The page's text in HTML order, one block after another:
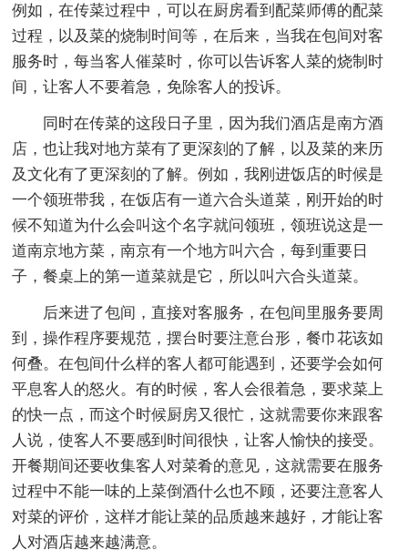
例如，在传菜过程中，可以在厨房看到配菜师傅的配菜
过程，以及菜的烧制时间等，在后来，当我在包间对客
服务时，每当客人催菜时，你可以告诉客人菜的烧制时
间，让客人不要着急，免除客人的投诉。
同时在传菜的这段日子里，因为我们酒店是南方酒
店，也让我对地方菜有了更深刻的了解，以及菜的来历
及文化有了更深刻的了解。例如，我刚进饭店的时候是
一个领班带我，在饭店有一道六合头道菜，刚开始的时
候不知道为什么会叫这个名字就问领班，领班说这是一
道南京地方菜，南京有一个地方叫六合，每到重要日
子，餐桌上的第一道菜就是它，所以叫六合头道菜。
后来进了包间，直接对客服务，在包间里服务要周
到，操作程序要规范，摆台时要注意台形，餐巾花该如
何叠。在包间什么样的客人都可能遇到，还要学会如何
平息客人的怒火。有的时候，客人会很着急，要求菜上
的快一点，而这个时候厨房又很忙，这就需要你来跟客
人说，使客人不要感到时间很快，让客人愉快的接受。
开餐期间还要收集客人对菜肴的意见，这就需要在服务
过程中不能一味的上菜倒酒什么也不顾，还要注意客人
对菜的评价，这样才能让菜的品质越来越好，才能让客
人对酒店越来越满意。